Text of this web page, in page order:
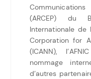
(ARCEP) du
Internationale de
Corporation for
(ICANN),
nommage
d’autres